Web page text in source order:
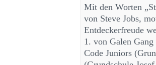
Mit den Worten
von Steve Jobs,
Entdeckerfreude
1. von Galen
Code Juniors